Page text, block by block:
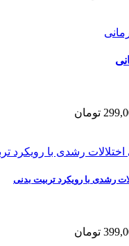
تومان
رشدی با رویکرد تربیت بدنی
تومان